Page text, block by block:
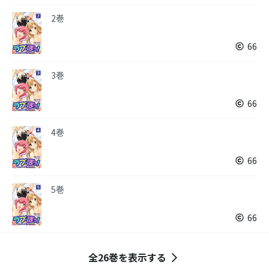
2巻
66
3巻
66
4巻
66
5巻
66
全26巻を表示する